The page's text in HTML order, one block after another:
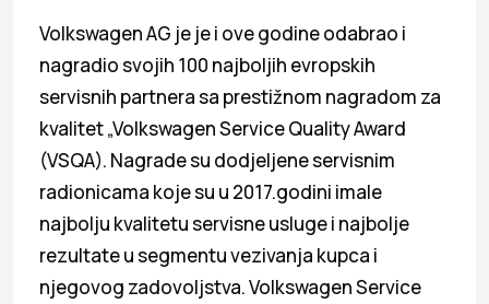
Volkswagen AG je je i ove godine odabrao i
nagradio svojih 100 najboljih evropskih
servisnih partnera sa prestižnom nagradom za
kvalitet „Volkswagen Service Quality Award
(VSQA). Nagrade su dodjeljene servisnim
radionicama koje su u 2017.godini imale
najbolju kvalitetu servisne usluge i najbolje
rezultate u segmentu vezivanja kupca i
njegovog zadovoljstva. Volkswagen Service